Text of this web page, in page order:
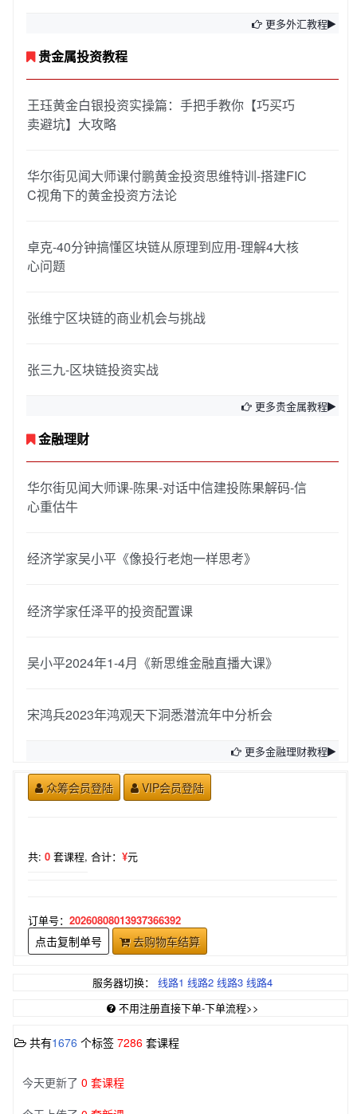
更多外汇教程
贵金属投资教程
王珏黄金白银投资实操篇：手把手教你【巧买巧
卖避坑】大攻略
华尔街见闻大师课付鹏黄金投资思维特训-搭建FIC
C视角下的黄金投资方法论
卓克-40分钟搞懂区块链从原理到应用-理解4大核
心问题
张维宁区块链的商业机会与挑战
张三九-区块链投资实战
更多贵金属教程
金融理财
华尔街见闻大师课-陈果-对话中信建投陈果解码-信
心重估牛
经济学家吴小平《像投行老炮一样思考》
经济学家任泽平的投资配置课
吴小平2024年1-4月《新思维金融直播大课》
宋鸿兵2023年鸿观天下洞悉潜流年中分析会
更多金融理财教程
众筹会员登陆 VIP会员登陆
共: 0 套课程, 合计： ¥元
订单号： 20260808013937366392
点击复制单号 去购物车结算
服务器切换： 线路1 线路2 线路3 线路4
不用注册直接下单-下单流程>>
共有1676 个标签 7286 套课程
今天更新了 0 套课程